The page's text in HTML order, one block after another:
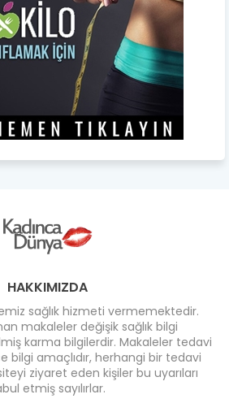
HAKKIMIZDA
sağlık hizmeti vermemektedir.
makaleler değişik sağlık bilgi
karma bilgilerdir. Makaleler tedavi
bilgi amaçlıdır, herhangi bir tedavi
ziyaret eden kişiler bu uyarıları
etmiş sayılırlar.